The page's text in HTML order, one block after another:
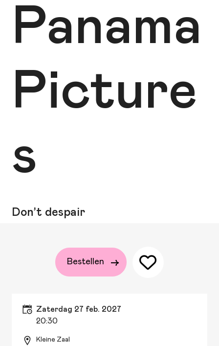
Panama
Picture
s
Don’t despair
Bestellen
zaterdag 27 feb. 2027
20:30
Kleine Zaal